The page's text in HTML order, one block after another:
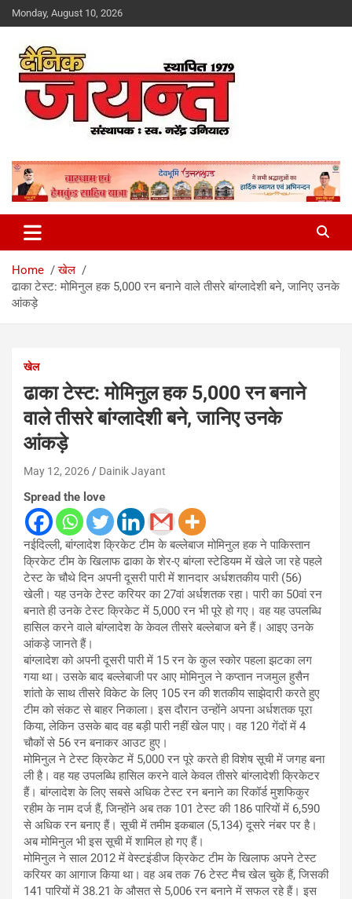
Skip
to
Monday, August 10, 2026
Dainik Jayant
Home
खेल
ढाका टेस्ट: मोमिनुल हक 5,000 रन बनाने वाले तीसरे बांग्लादेशी बने, जानिए उनके
आंकड़े
खेल
ढाका टेस्ट: मोमिनुल हक 5,000 रन बनाने
वाले तीसरे बांग्लादेशी बने, जानिए उनके
आंकड़े
May 12, 2026 Dainik Jayant
Spread the love
नईदिल्ली, बांग्लादेश क्रिकेट टीम के बल्लेबाज मोमिनुल हक ने पाकिस्तान
क्रिकेट टीम के खिलाफ ढाका के शेर-ए बांग्ला स्टेडियम में खेले जा रहे पहले
टेस्ट के चौथे दिन अपनी दूसरी पारी में शानदार अर्धशतकीय पारी (56)
खेली। यह उनके टेस्ट करियर का 27वां अर्धशतक रहा। पारी का 50वां रन
बनाते ही उनके टेस्ट क्रिकेट में 5,000 रन भी पूरे हो गए। वह यह उपलब्धि
हासिल करने वाले बांग्लादेश के केवल तीसरे बल्लेबाज बने हैं। आइए उनके
आंकड़े जानते हैं।
बांग्लादेश को अपनी दूसरी पारी में 15 रन के कुल स्कोर पहला झटका लग
गया था। उसके बाद बल्लेबाजी पर आए मोमिनुल ने कप्तान नजमुल हुसैन
शांतो के साथ तीसरे विकेट के लिए 105 रन की शतकीय साझेदारी करते हुए
टीम को संकट से बाहर निकाला। इस दौरान उन्होंने अपना अर्धशतक पूरा
किया, लेकिन उसके बाद वह बड़ी पारी नहीं खेल पाए। वह 120 गेंदों में 4
चौकों से 56 रन बनाकर आउट हुए।
मोमिनुल ने टेस्ट क्रिकेट में 5,000 रन पूरे करते ही विशेष सूची में जगह बना
ली है। वह यह उपलब्धि हासिल करने वाले केवल तीसरे बांग्लादेशी क्रिकेटर
हैं। बांग्लादेश के लिए सबसे अधिक टेस्ट रन बनाने का रिकॉर्ड मुशफिकुर
रहीम के नाम दर्ज हैं, जिन्होंने अब तक 101 टेस्ट की 186 पारियों में 6,590
से अधिक रन बनाए हैं। सूची में तमीम इकबाल (5,134) दूसरे नंबर पर है।
अब मोमिनुल भी इस सूची में शामिल हो गए हैं।
मोमिनुल ने साल 2012 में वेस्टइंडीज क्रिकेट टीम के खिलाफ अपने टेस्ट
करियर का आगाज किया था। वह अब तक 76 टेस्ट मैच खेल चुके हैं, जिसकी
141 पारियों में 38.21 के औसत से 5,006 रन बनाने में सफल रहे हैं। इस